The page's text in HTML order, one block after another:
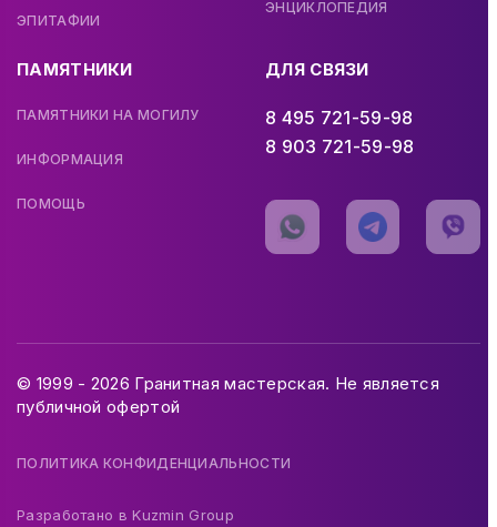
ЭПИТАФИИ
ЭНЦИКЛОПЕДИЯ
ПАМЯТНИКИ
ПАМЯТНИКИ НА МОГИЛУ
ИНФОРМАЦИЯ
ПОМОЩЬ
ДЛЯ СВЯЗИ
8 495 721-59-98
8 903 721-59-98
© 1999 - 2026 Гранитная мастерская. Не является
публичной офертой
ПОЛИТИКА КОНФИДЕНЦИАЛЬНОСТИ
Разработано вKuzmin Group